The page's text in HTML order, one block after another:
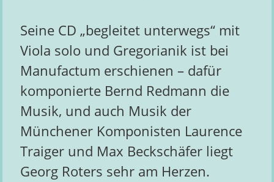
Seine CD „begleitet unterwegs“ mit
Viola solo und Gregorianik ist bei
Manufactum erschienen – dafür
komponierte Bernd Redmann die
Musik, und auch Musik der
Münchener Komponisten Laurence
Traiger und Max Beckschäfer liegt
Georg Roters sehr am Herzen.